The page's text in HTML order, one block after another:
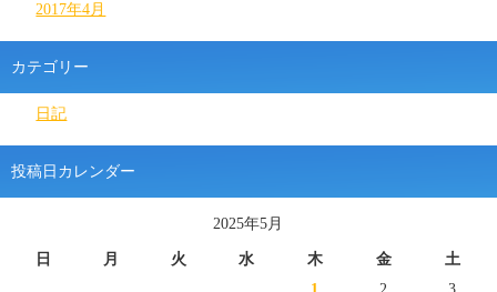
2017年4月
カテゴリー
日記
投稿日カレンダー
2025年5月
日 月 火 水 木 金 土